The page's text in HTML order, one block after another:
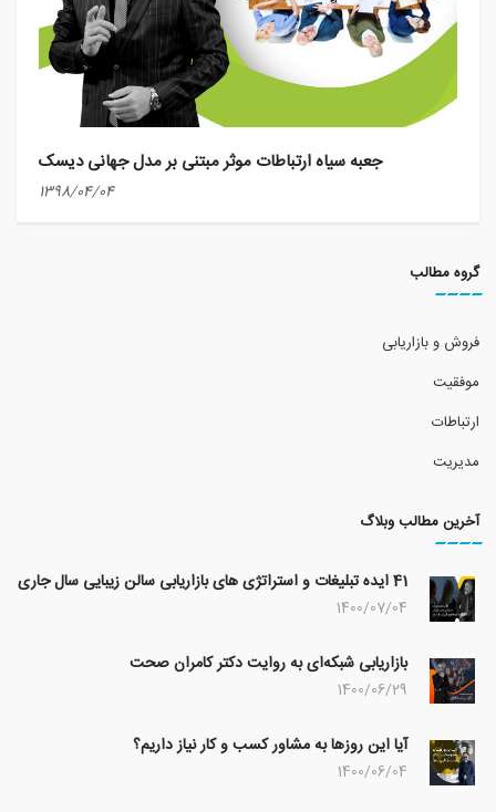
جعبه سیاه ارتباطات موثر مبتنی بر مدل جهانی دیسک
1398/04/04
گروه مطالب
فروش و بازاریابی
موفقیت
ارتباطات
مدیریت
آخرین مطالب وبلاگ
41 ایده تبلیغات و استراتژی های بازاریابی سالن زیبایی سال جاری
1400/07/04
بازاریابی شبکه‌ای به روایت دکتر کامران صحت
1400/06/29
آیا این روزها به مشاور کسب و کار نیاز داریم؟
1400/06/04